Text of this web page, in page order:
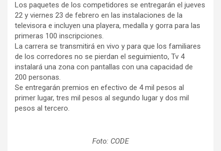
Los paquetes de los competidores se entregarán el jueves
22 y viernes 23 de febrero en las instalaciones de la
televisora e incluyen una playera, medalla y gorra para las
primeras 100 inscripciones.
La carrera se transmitirá en vivo y para que los familiares
de los corredores no se pierdan el seguimiento, Tv 4
instalará una zona con pantallas con una capacidad de
200 personas.
Se entregarán premios en efectivo de 4 mil pesos al
primer lugar, tres mil pesos al segundo lugar y dos mil
pesos al tercero.
Foto: CODE